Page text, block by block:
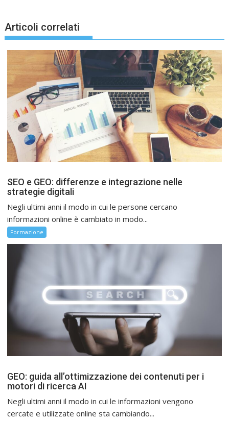
Articoli correlati
SEO e GEO: differenze e integrazione nelle
strategie digitali
Negli ultimi anni il modo in cui le persone cercano
informazioni online è cambiato in modo...
Formazione
GEO: guida all’ottimizzazione dei contenuti per i
motori di ricerca AI
Negli ultimi anni il modo in cui le informazioni vengono
cercate e utilizzate online sta cambiando...